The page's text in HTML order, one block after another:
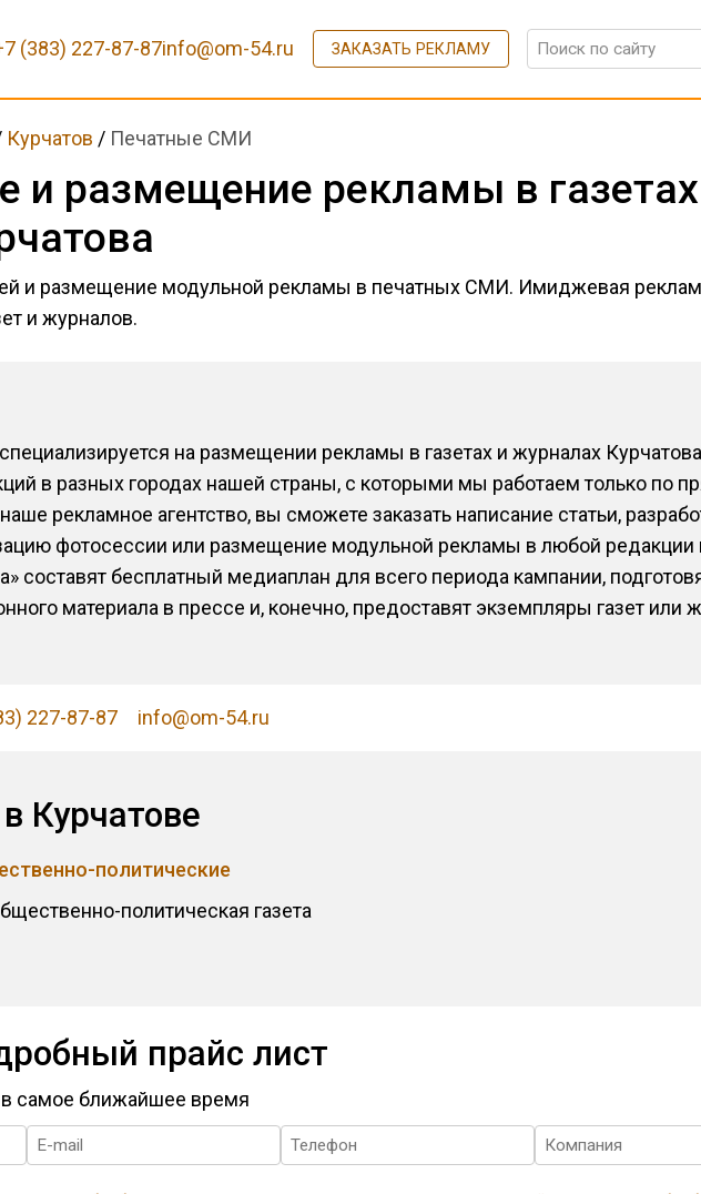
(383) 227-87-87info@om-54.ru ЗАКАЗАТЬ РЕКЛАМУ
Курчатов / Печатные СМИ
и размещение рекламы в
и размещение модульной рекламы в печатных СМИ. Имиджевая
и журналов.
на размещении рекламы в газетах и журналах
в разных городах нашей страны, с которыми мы работаем только по
рекламное агентство, вы сможете заказать написание статьи,
фотосессии или размещение модульной рекламы в любой редакции
бесплатный медиаплан для всего периода кампании,
материала в прессе и, конечно, предоставят экземпляры газет или
227-87-87 info@om-54.ru
Курчатове
политические
политическая газета
прайс лист
самое ближайшее время